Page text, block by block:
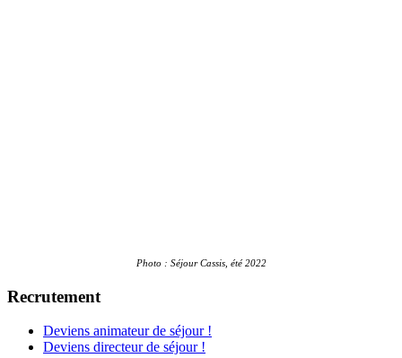
Photo : Séjour Cassis, été 2022
Recrutement
Deviens animateur de séjour !
Deviens directeur de séjour !